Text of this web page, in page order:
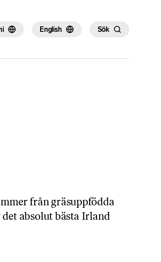
English Sök
från gräsuppfödda
absolut bästa Irland